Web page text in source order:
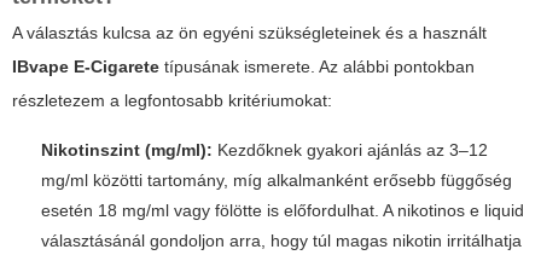
A választás kulcsa az ön egyéni szükségleteinek és a használt
IBvape E-Cigarete típusának ismerete. Az alábbi pontokban
részletezem a legfontosabb kritériumokat:
Nikotinszint (mg/ml): Kezdőknek gyakori ajánlás az 3–12
mg/ml közötti tartomány, míg alkalmanként erősebb függőség
esetén 18 mg/ml vagy fölötte is előfordulhat. A nikotinos e liquid
választásánál gondoljon arra, hogy túl magas nikotin irritálhatja